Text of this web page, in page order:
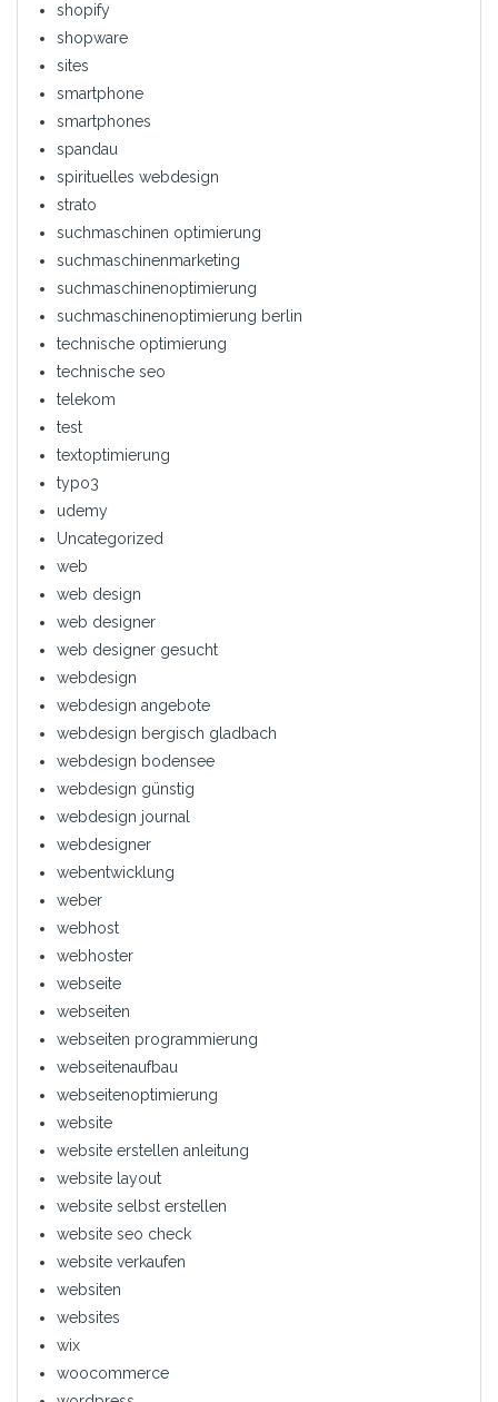
shopify
shopware
sites
smartphone
smartphones
spandau
spirituelles webdesign
strato
suchmaschinen optimierung
suchmaschinenmarketing
suchmaschinenoptimierung
suchmaschinenoptimierung berlin
technische optimierung
technische seo
telekom
test
textoptimierung
typo3
udemy
Uncategorized
web
web design
web designer
web designer gesucht
webdesign
webdesign angebote
webdesign bergisch gladbach
webdesign bodensee
webdesign günstig
webdesign journal
webdesigner
webentwicklung
weber
webhost
webhoster
webseite
webseiten
webseiten programmierung
webseitenaufbau
webseitenoptimierung
website
website erstellen anleitung
website layout
website selbst erstellen
website seo check
website verkaufen
websiten
websites
wix
woocommerce